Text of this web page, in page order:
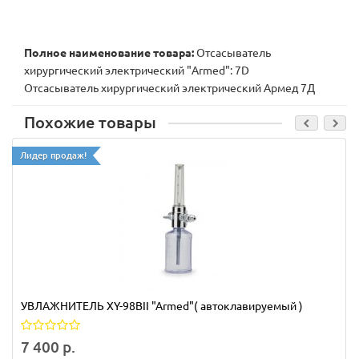
Полное наименование товара:Отсасыватель
хирургический электрический "Armed": 7D
Отсасыватель хирургический электрический Армед 7Д
Похожие товары
Лидер продаж!
УВЛАЖНИТЕЛЬ XY-98BII "Armed"( автоклавируемый )
7 400 р.